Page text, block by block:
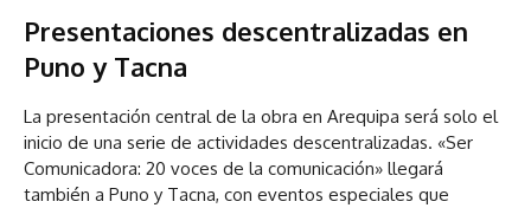
Presentaciones descentralizadas en
Puno y Tacna
La presentación central de la obra en Arequipa será solo el
inicio de una serie de actividades descentralizadas. «Ser
Comunicadora: 20 voces de la comunicación» llegará
también a Puno y Tacna, con eventos especiales que